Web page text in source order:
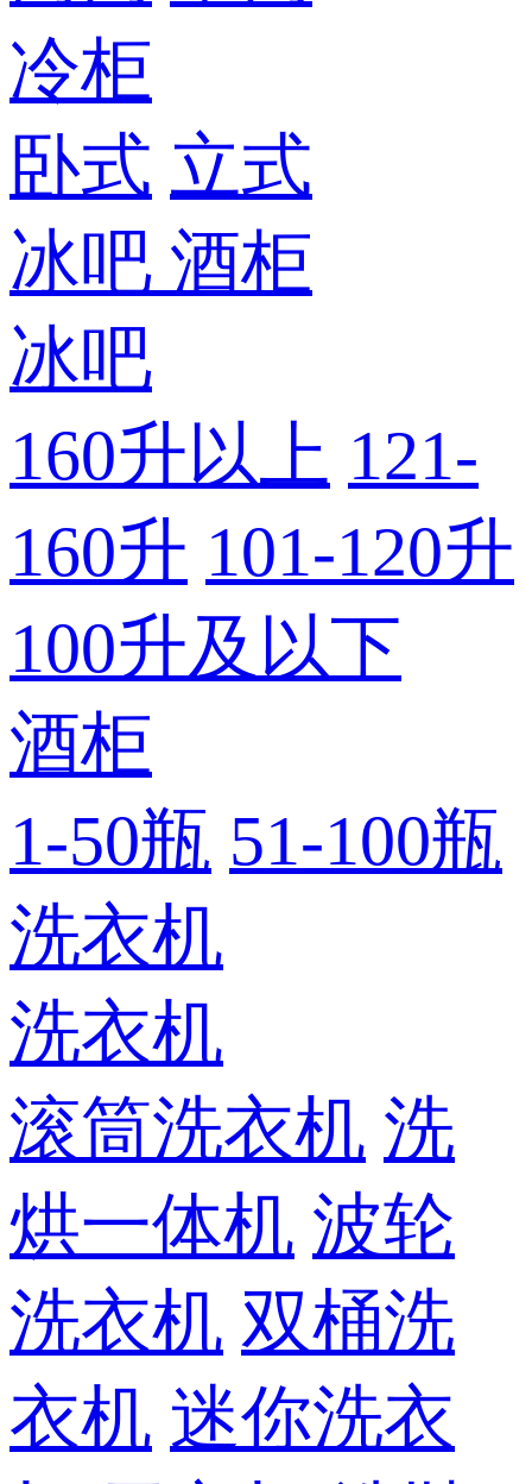
冷柜
卧式 立式
冰吧 酒柜
冰吧
160升以上 121-
160升 101-120升
100升及以下
酒柜
1-50瓶 51-100瓶
洗衣机
洗衣机
滚筒洗衣机 洗
烘一体机 波轮
洗衣机 双桶洗
衣机 迷你洗衣